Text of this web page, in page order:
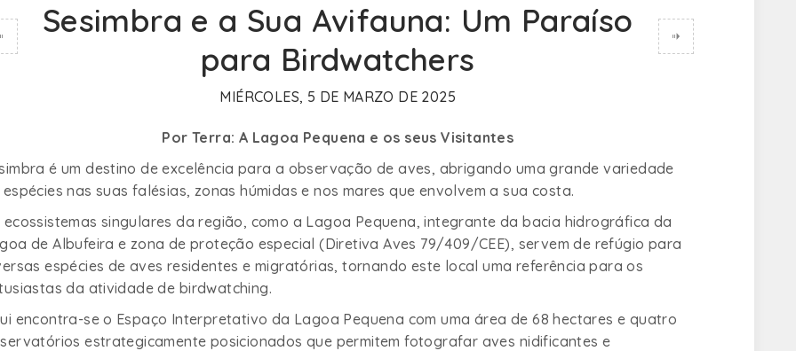
Sesimbra e a Sua Avifauna: Um Paraíso
para Birdwatchers
MIÉRCOLES, 5 DE MARZO DE 2025
Por Terra: A Lagoa Pequena e os seus Visitantes
é um destino de excelência para a observação de aves, abrigando uma grande variedade
espécies nas suas falésias, zonas húmidas e nos mares que envolvem a sua costa.
ecossistemas singulares da região, como a Lagoa Pequena, integrante da bacia hidrográfica da
de Albufeira e zona de proteção especial (Diretiva Aves 79/409/CEE), servem de refúgio para
espécies de aves residentes e migratórias, tornando este local uma referência para os
da atividade de birdwatching.
encontra-se o Espaço Interpretativo da Lagoa Pequena com uma área de 68 hectares e quatro
estrategicamente posicionados que permitem fotografar aves nidificantes e